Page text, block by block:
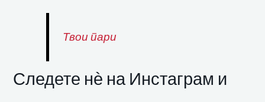
Твои пари
Следете нѐ на Инстаграм и